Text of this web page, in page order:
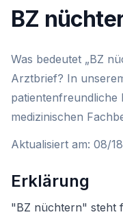
BZ
Was bedeutet „BZ
Arztbrief? In
patientenfreundliche
medizinischen
Aktualisiert am: 08/
Erklärung
"BZ nüchtern" steht